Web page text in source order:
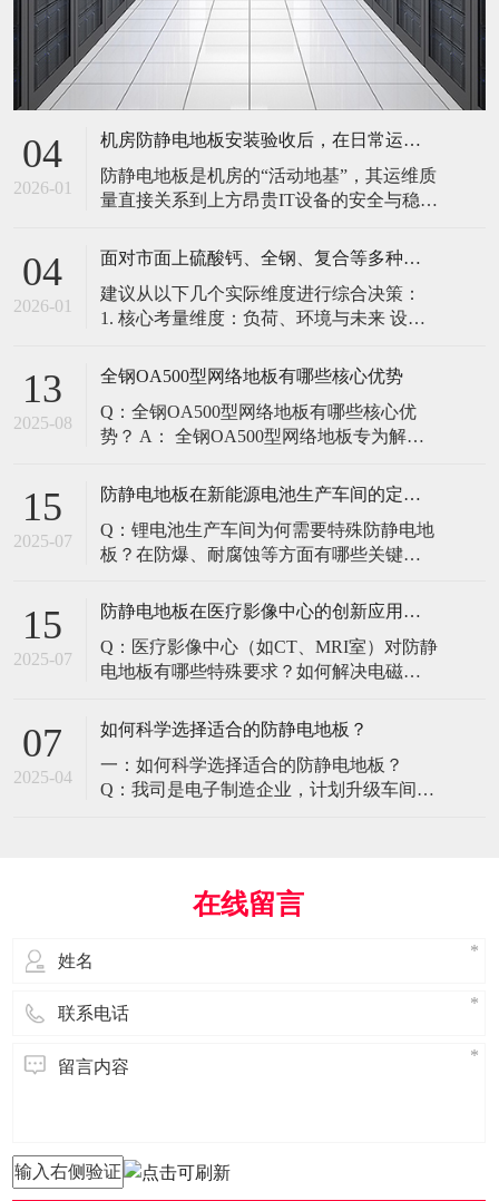
04
2026-01
机房防静电地板安装验收后，在日常运维中常常被忽视。请问，一套规范的、可操作的维护规程应包含哪些内容？有哪些“小问题”若不及时处理，会演变成“大故障”？
防静电地板是机房的“活动地基”，其运维质
量直接关系到上方昂贵IT设备的安全与稳
修，是保障其长期可靠的关键。 1. 建立分
由值班工程师执行）： 观： 巡检时观察地
面有无明显的水渍、油污或其它液体泼
04
2026-01
面对市面上硫酸钙、全钢、复合等多种类型的机房防静电地板，我们该如何科学选型？除了预算，更应该从哪些实际维度进行考量，以避免“过度配置”或“配置不足”？
建议从以下几个实际维度进行综合决策：
1. 核心考量维度：负荷、环境与未来 设备
您必须计算机房规划区域内最重设备的单
点载荷（通常指服务器机柜的支脚压
力）。 轻型机房（标准服务器/网络柜）：
单点载荷通常在1960N，主流的优质复合地
13
2025-08
全钢OA500型网络地板有哪些核心优势
Q：全钢OA500型网络地板有哪些核心优
势？ A： 全钢OA500型网络地板专为解决
以下核心优势： 高强度结构：采用优质冷
轧钢板拉伸焊接成型，表面磷化后静电喷
塑，防锈耐磨，承重性能优异。 便捷布
线：配套活动线槽板设计，可轻松掀起盖
15
2025-07
防静电地板在新能源电池生产车间的定制化解决方案
Q：锂电池生产车间为何需要特殊防静电地
板？在防爆、耐腐蚀等方面有哪些关键技
环境并存的特殊场景，需要全方位防护方
境要求 • 防爆等级：Ex IIB T4（ATEX认
证） • 静电泄放速度：<0.
15
2025-07
防静电地板在医疗影像中心的创新应用方案
Q：医疗影像中心（如CT、MRI室）对防静
电地板有哪些特殊要求？如何解决电磁干
环境特殊性对防静电地板提出了前所未有
疗影像环境的特殊需求 电磁兼容性要求 •
MRI室需完全无磁：磁化率<0.001（
07
2025-04
如何科学选择适合的防静电地板？
一：如何科学选择适合的防静电地板？
Q：我司是电子制造企业，计划升级车间地
用场景、技术指标及长期维护成本综合考
量。作为深耕行业多年的广东立品地板科
在线留言